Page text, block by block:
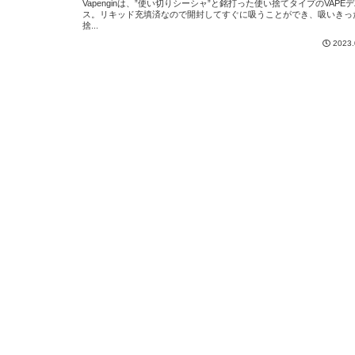
Vapenginは、”使い切りシーシャ”と銘打った使い捨てタイプのVAPEデ
ス。リキッド充填済なので開封してすぐに吸うことができ、吸いきっ
捨...